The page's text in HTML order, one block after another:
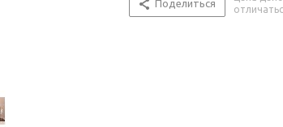
Поделиться